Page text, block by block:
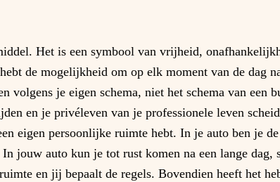
Het is een symbool van vrijheid,
de mogelijkheid om op elk moment van de dag
je eigen schema, niet het schema van een
en je privéleven van je professionele leven
eigen persoonlijke ruimte hebt. In je auto ben je
jouw auto kun je tot rust komen na een lange dag,
en jij bepaalt de regels. Bovendien heeft het